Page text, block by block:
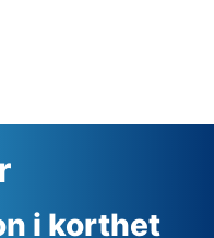
i korthet